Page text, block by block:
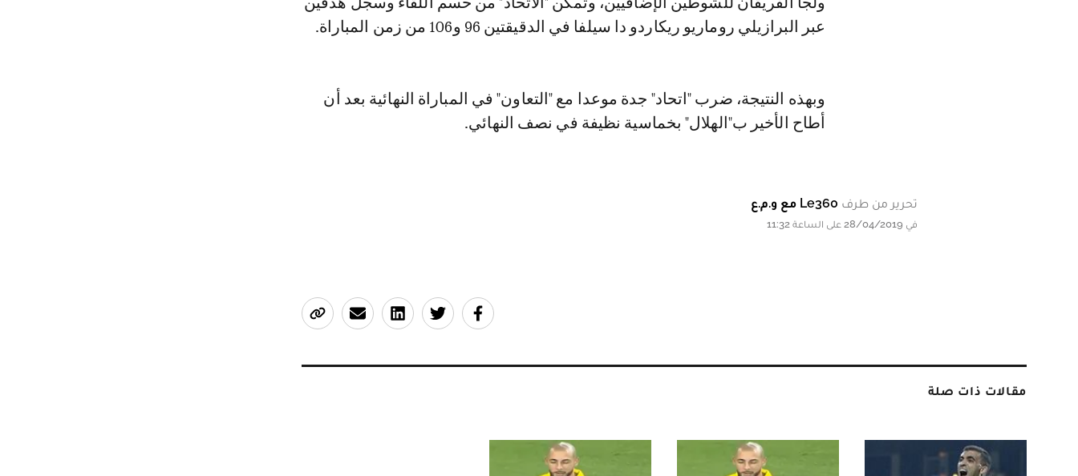
عبر البرازيلي روماريو ريكاردو دا سيلفا في الدقيقتين 96 و106 من زمن المباراة.
وبهذه النتيجة، ضرب "اتحاد" جدة موعدا مع "التعاون" في المباراة النهائية بعد أن
أطاح الأخير ب"الهلال" بخماسية نظيفة في نصف النهائي.
تحرير من طرف Le360 مع و.م.ع
في 28/04/2019 على الساعة 11:32
مقالات ذات صلة